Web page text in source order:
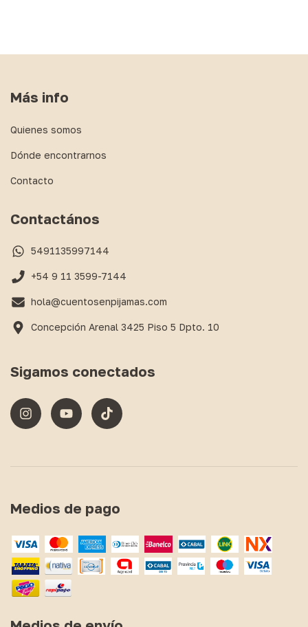
Más info
Quienes somos
Dónde encontrarnos
Contacto
Contactános
5491135997144
+54 9 11 3599-7144
hola@cuentosenpijamas.com
Concepción Arenal 3425 Piso 5 Dpto. 10
Sigamos conectados
Medios de pago